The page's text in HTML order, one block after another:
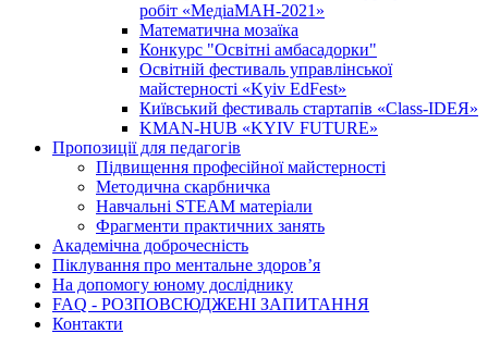
робіт «МедіаМАН-2021»
Математична мозаїка
Конкурс "Освітні амбасадорки"
Освітній фестиваль управлінської
майстерності «Kyiv EdFest»
Київський фестиваль стартапів «Class-IDEЯ»
KMAN-HUB «KYIV FUTURE»
Пропозиції для педагогів
Підвищення професійної майстерності
Методична скарбничка
Навчальні STEAM матеріали
Фрагменти практичних занять
Академічна доброчесність
Піклування про ментальне здоровʼя
На допомогу юному досліднику
FAQ - РОЗПОВСЮДЖЕНІ ЗАПИТАННЯ
Контакти